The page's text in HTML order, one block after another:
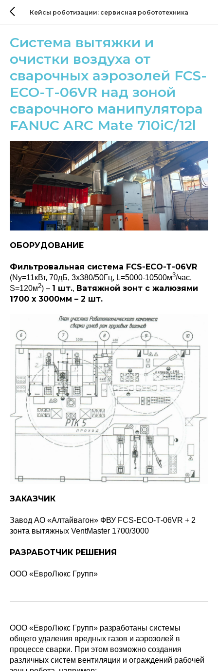
Кейсы роботизации: сервисная робототехника
Система вытяжки и
очистки воздуха от
сварочных аэрозолей FCS-
ЕСО-Т-06VR над зоной
сварочного манипулятора
FANUC ARC Mate 710iC/12l
ОБОРУДОВАНИЕ
Фильтровальная система FCS-ЕСО-Т-06VR
(Ny=11кВт, 70дБ, 3x380/50Гц, L=5000-10500м3/час,
S=120м2) – 1 шт., Ватяжной зонт с жалюзями
1700 х 3000мм – 2 шт.
ЗАКАЗЧИК
Завод АО «Алтайвагон» ФВУ FCS-ЕСО-Т-06VR + 2
зонта вытяжных VentMaster 1700/3000
РАЗРАБОТЧИК РЕШЕНИЯ
ООО «ЕвроЛюкс Групп»
ООО «ЕвроЛюкс Групп» разработаны системы
общего удаления вредных газов и аэрозолей в
процессе сварки. При этом возможно создания
различных систем вентиляции и ограждений рабочей